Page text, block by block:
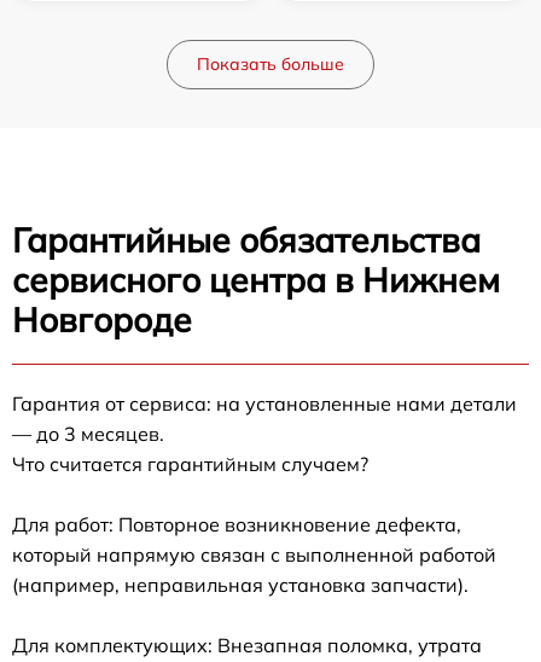
Показать больше
Гарантийные обязательства
сервисного центра в Нижнем
Новгороде
Гарантия от сервиса: на установленные нами детали
— до 3 месяцев.
Что считается гарантийным случаем?
Для работ: Повторное возникновение дефекта,
который напрямую связан с выполненной работой
(например, неправильная установка запчасти).
Для комплектующих: Внезапная поломка, утрата